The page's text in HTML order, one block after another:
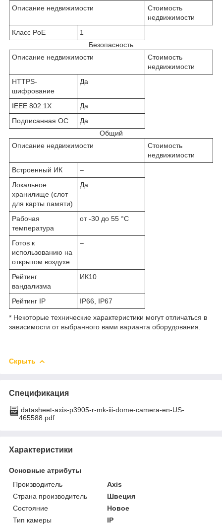
Описание недвижимости
Стоимость
недвижимости
Класс PoE
1
Безопасность
Описание недвижимости
Стоимость
недвижимости
HTTPS-
шифрование
Да
IEEE 802.1X
Да
Подписанная ОС
Да
Общий
Описание недвижимости
Стоимость
недвижимости
Встроенный ИК
–
Локальное
хранилище (слот
для карты памяти)
Да
Рабочая
температура
от -30 до 55 °С
Готов к
использованию на
открытом воздухе
–
Рейтинг
вандализма
ИК10
Рейтинг IP IP66, IP67
* Некоторые технические характеристики могут отличаться в
зависимости от выбранного вами варианта оборудования.
Скрыть
Спецификация
datasheet-axis-p3905-r-mk-iii-dome-camera-en-US-
465588.pdf
Характеристики
Основные атрибуты
Производитель
Axis
Страна производитель
Швеция
Состояние
Новое
Тип камеры
IP